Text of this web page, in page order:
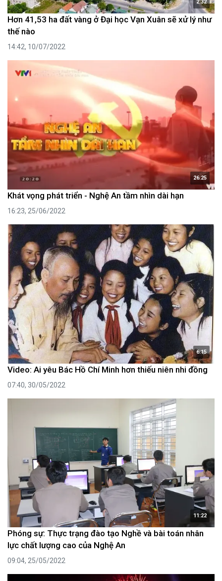
2:32
Hơn 41,53 ha đất vàng ở Đại học Vạn Xuân sẽ xử lý như
thế nào
14:42, 10/07/2022
26:25
Khát vọng phát triển - Nghệ An tầm nhìn dài hạn
16:23, 25/06/2022
6:15
Video: Ai yêu Bác Hồ Chí Minh hơn thiếu niên nhi đồng
07:40, 30/05/2022
11:22
Phóng sự: Thực trạng đào tạo Nghề và bài toán nhân
lực chất lượng cao của Nghệ An
09:04, 25/05/2022